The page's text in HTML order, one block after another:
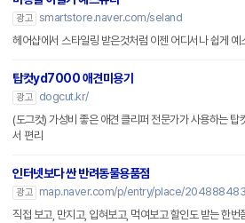
광고 smartstore.naver.com/seland
헤어샵에서 스타일링 받은것처럼 이젠 어디서나 쉽게 예
탑컷yd7000 애견미용기
광고
dogcut.kr/
(도그컷) 가성비 좋은 애견 클리퍼 전문가가 사용하는 탑컷 미용
서 편리
인터넷보다 싼 반려동물용품점
광고
map.naver.com/p/entry/place/
직접 보고, 만지고, 입혀보고, 먹여보고 할인도 받는 한번